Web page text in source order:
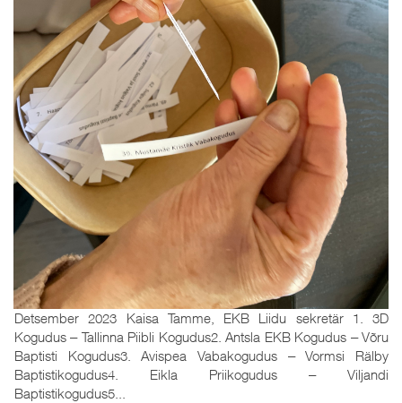
Detsember 2023 Kaisa Tamme, EKB Liidu sekretär 1. 3D
Kogudus ‒ Tallinna Piibli Kogudus2. Antsla EKB Kogudus ‒ Võru
Baptisti Kogudus3. Avispea Vabakogudus ‒ Vormsi Rälby
Baptistikogudus4. Eikla Priikogudus ‒ Viljandi
Baptistikogudus5...